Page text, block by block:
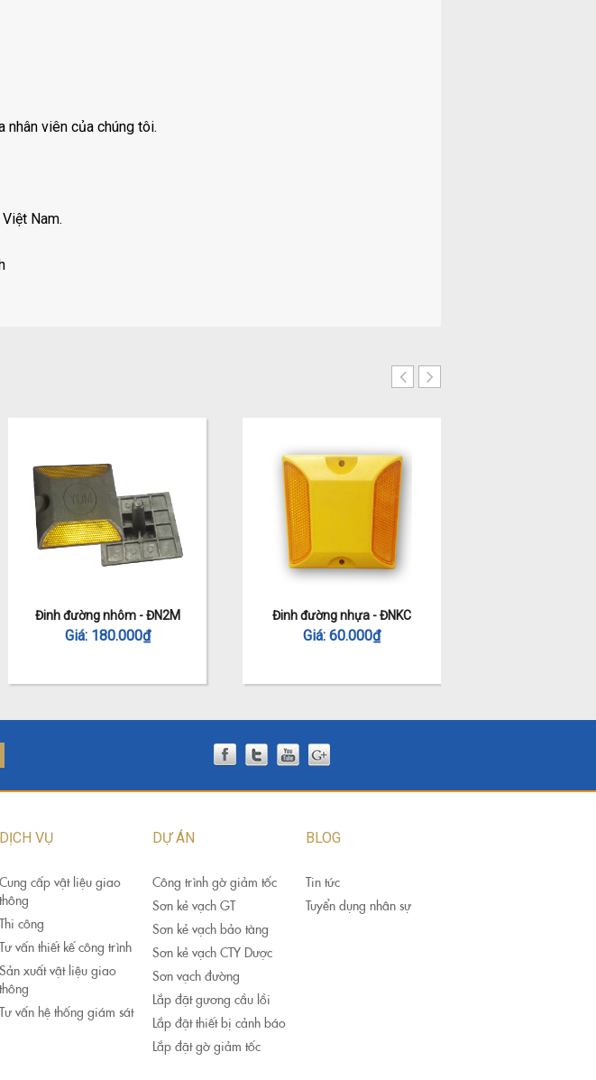
viên của chúng tôi.
Nam.
Đinh đường nhôm - ĐN2M
Giá: 180.000₫
Đinh đường nhựa - ĐNKC
Giá: 60.000₫
DỊCH VỤ
Cung cấp vật liệu giao
thông
Thi công
Tư vấn thiết kế công trình
Sản xuất vật liệu giao
thông
Tư vấn hệ thống giám sát
DỰ ÁN
Công trình gờ giảm tốc
Sơn kẻ vạch GT
Sơn kẻ vạch bảo tàng
Sơn kẻ vạch CTY Dược
Sơn vạch đường
Lắp đặt gương cầu lồi
Lắp đặt thiết bị cảnh báo
Lắp đặt gờ giảm tốc
BLOG
Tin tức
Tuyển dụng nhân sự